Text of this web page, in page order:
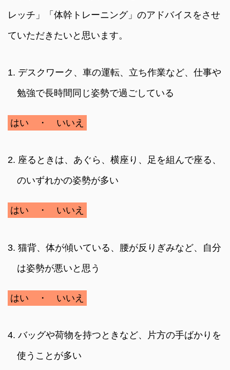
レッチ」「体幹トレーニング」のアドバイスをさせ
ていただきたいと思います。
1. デスクワーク、車の運転、立ち作業など、仕事や
勉強で長時間同じ姿勢で過ごしている
はい ・ いいえ
2. 座るときは、あぐら、横座り、足を組んで座る、
のいずれかの姿勢が多い
はい ・ いいえ
3. 猫背、体が傾いている、腰が反りぎみなど、自分
は姿勢が悪いと思う
はい ・ いいえ
4. バッグや荷物を持つときなど、片方の手ばかりを
使うことが多い